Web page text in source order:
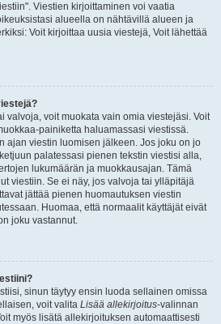
Viestien kirjoittaminen voi vaatia
alueella on nähtävillä alueen ja
Voit kirjoittaa uusia viestejä, Voit lähettää
valvoja, voit muokata vain omia viestejäsi. Voit
painiketta haluamassasi viestissä.
ajan viestin luomisen jälkeen. Jos joku on jo
palatessasi pienen tekstin viestisi alla,
lukumäärän ja muokkausajan. Tämä
viestiin. Se ei näy, jos valvoja tai ylläpitäjä
jättää pienen huomautuksen viestin
Huomaa, että normaalit käyttäjät eivät
joku vastannut.
sinun täytyy ensin luoda sellainen omissa
voit valita Lisää allekirjoitus-valinnan
myös lisätä allekirjoituksen automaattisesti